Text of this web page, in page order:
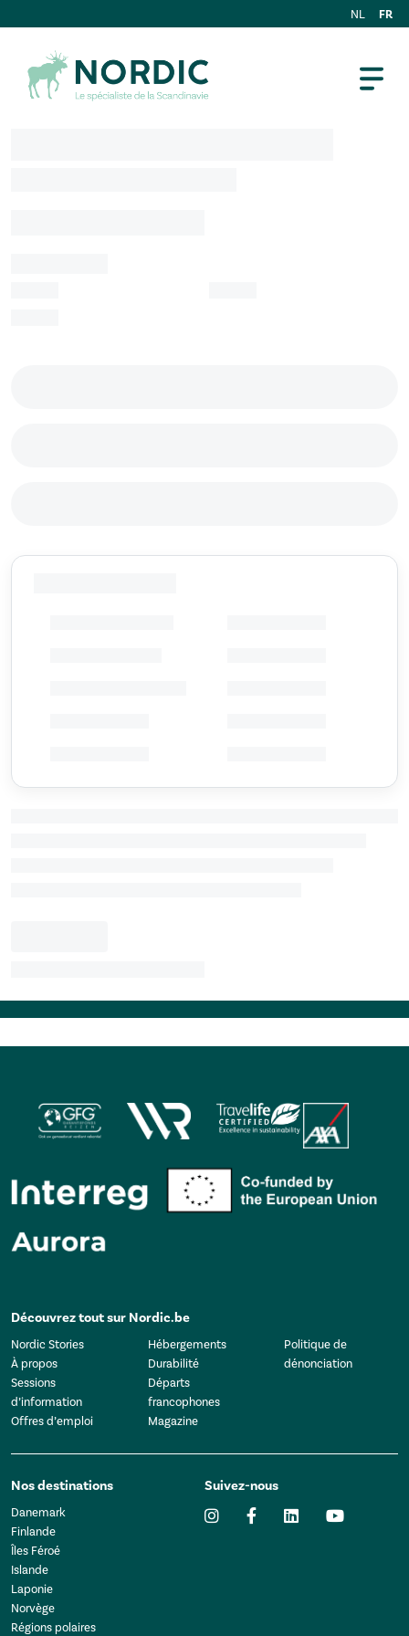
NL FR
Découvrez tout sur Nordic.be
Nordic Stories
À propos
Sessions
d’information
Offres d’emploi
Hébergements
Durabilité
Départs
francophones
Magazine
Politique de
dénonciation
Nos destinations
Danemark
Finlande
Îles Féroé
Islande
Laponie
Norvège
Régions polaires
Suivez-nous